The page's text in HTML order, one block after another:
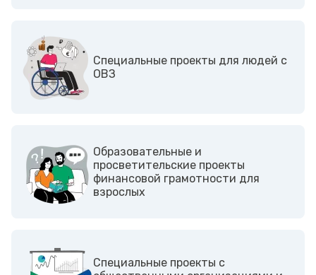
Cпециальные проекты для людей с
ОВЗ
Образовательные и
просветительские проекты
финансовой грамотности для
взрослых
Cпециальные проекты с